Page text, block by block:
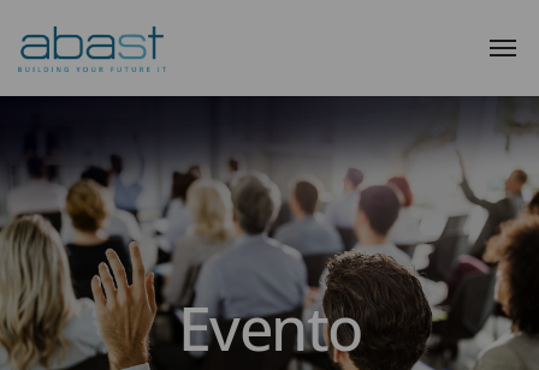
Evento